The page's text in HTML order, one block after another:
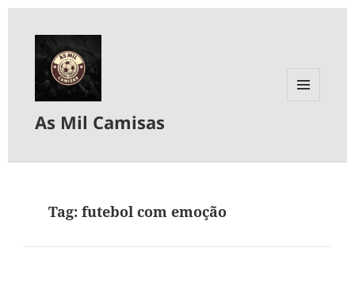
As Mil Camisas
Tag:futebol com emoção